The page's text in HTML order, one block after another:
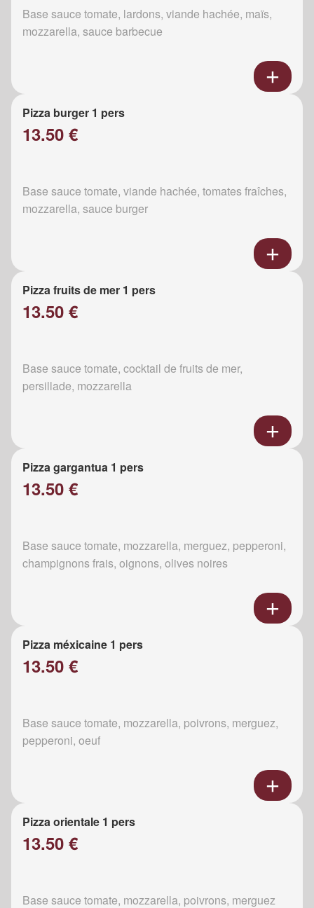
Base sauce tomate, lardons, viande hachée, maïs,
mozzarella, sauce barbecue
Pizza burger 1 pers
13.50 €
Base sauce tomate, viande hachée, tomates fraîches,
mozzarella, sauce burger
Pizza fruits de mer 1 pers
13.50 €
Base sauce tomate, cocktail de fruits de mer,
persillade, mozzarella
Pizza gargantua 1 pers
13.50 €
Base sauce tomate, mozzarella, merguez, pepperoni,
champignons frais, oignons, olives noires
Pizza méxicaine 1 pers
13.50 €
Base sauce tomate, mozzarella, poivrons, merguez,
pepperoni, oeuf
Pizza orientale 1 pers
13.50 €
Base sauce tomate, mozzarella, poivrons, merguez